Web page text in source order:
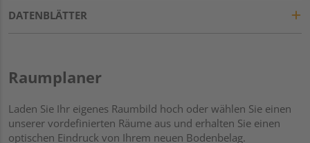
DATENBLÄTTER
Raumplaner
Laden Sie Ihr eigenes Raumbild hoch oder wählen Sie einen
unserer vordefinierten Räume aus und erhalten Sie einen
optischen Eindruck von Ihrem neuen Bodenbelag.